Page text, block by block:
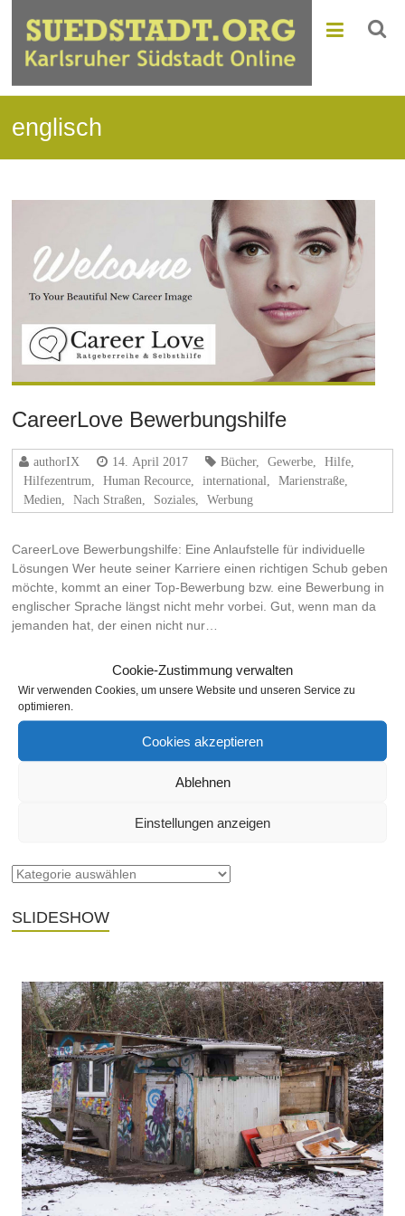
Cookie-Zustimmung verwalten
Wir verwenden Cookies, um unsere Website und unseren Service zu
optimieren.
Cookies akzeptieren
Ablehnen
Einstellungen anzeigen
englisch
CareerLove Bewerbungshilfe
authorIX 14. April 2017 Bücher, Gewerbe Hilfe
Hilfezentrum
Human Recource international Marienstraße
Medien
Nach Straßen Soziales Werbung
CareerLove Bewerbungshilfe: Eine Anlaufstelle für individuelle
Lösungen Wer heute seiner Karriere einen richtigen Schub geben
möchte, kommt an einer Top-Bewerbung bzw. eine Bewerbung in
englischer Sprache längst nicht mehr vorbei. Gut, wenn man da
jemanden hat, der einen nicht nur…
THEMA
SLIDESHOW